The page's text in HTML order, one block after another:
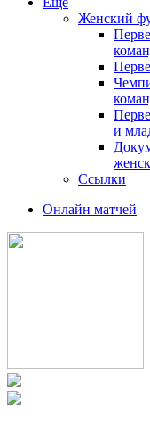
Женский
и
Ссылки
Онлайн матчей